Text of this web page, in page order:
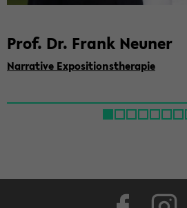
Prof. Dr. Frank Neu­ner
Nar­ra­ti­ve Ex­po­si­ti­ons­the­ra­pie
Face­book